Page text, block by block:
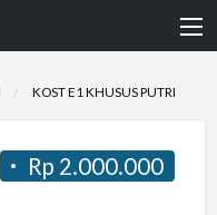
KOST E1 KHUSUS PUTRI
Rp 2.000.000